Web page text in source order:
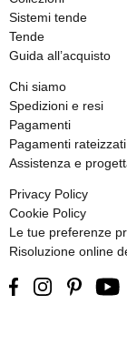
Sistemi tende
Tende
Guida all’acquisto
Chi siamo
Spedizioni e resi
Pagamenti
Pagamenti rateizzati
Assistenza e
Privacy Policy
Cookie Policy
Le tue preferenze
Risoluzione online